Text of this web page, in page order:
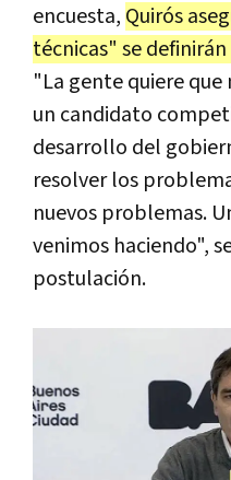
encuesta, Quirós
técnicas" se
"La gente quiere
un candidato
desarrollo del
resolver los
nuevos problemas.
venimos haciendo",
postulación.